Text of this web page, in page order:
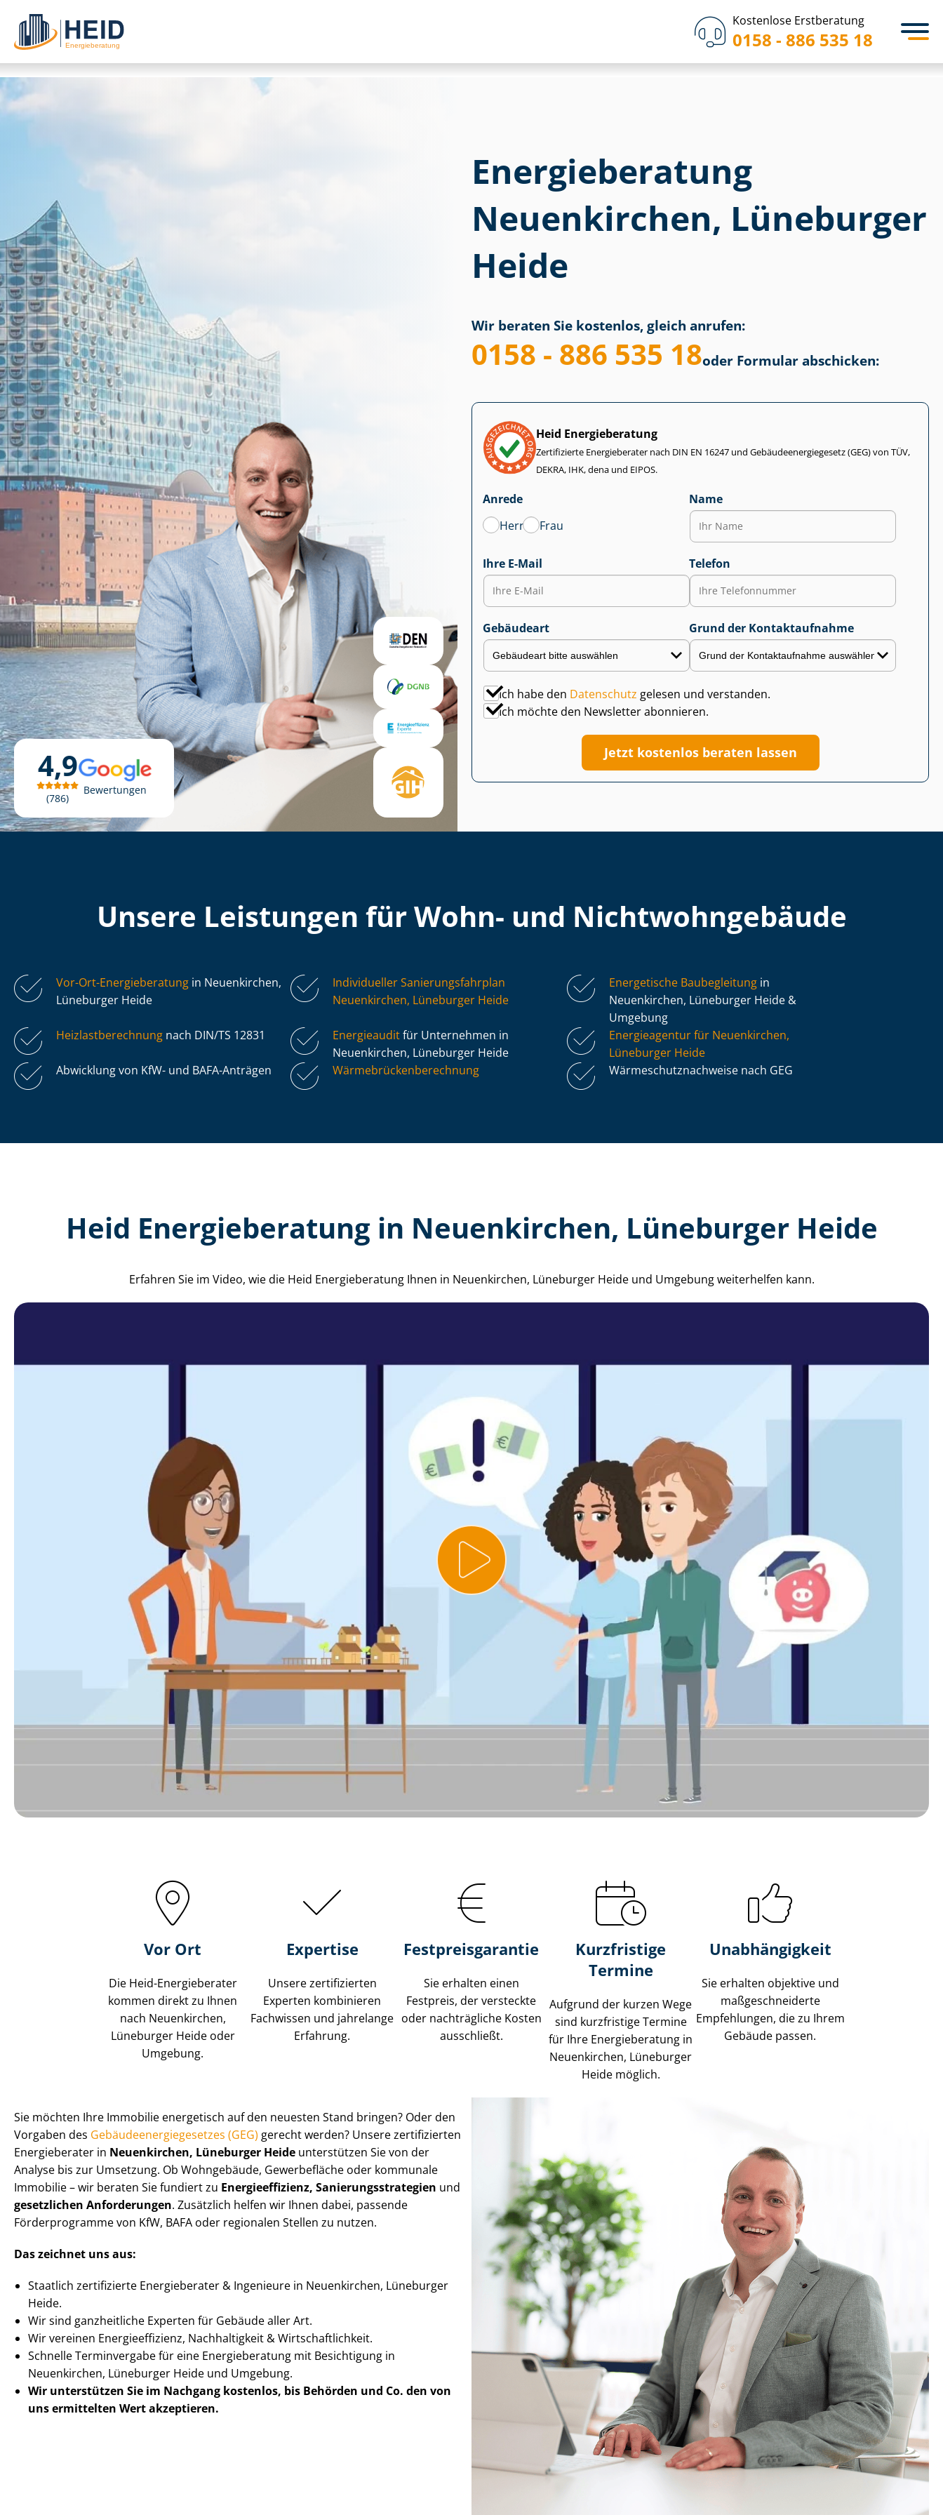
Kostenlose Erstberatung
0158 - 886 535 18
4,9
786
Bewertungen
Energieberatung
Neuenkirchen, Lüneburger
Heide
Wir beraten Sie kostenlos, gleich anrufen:
0158 - 886 535 18oder Formular abschicken:
Heid Energieberatung
Zertifizierte Energieberater nach DIN EN 16247 und Ge­bäu­de­en­er­gie­ge­setz (GEG) von TÜV,
DEKRA, IHK, dena und EIPOS.
Anrede
Herr
Frau
Name
Ihre E-Mail Telefon
Gebäudeart Grund der Kontaktaufnahme
Ich habe den Datenschutz gelesen und verstanden.
Ich möchte den Newsletter abonnieren.
Jetzt kostenlos beraten lassen
Unsere Leistungen für Wohn- und Nicht­wohn­ge­bäu­de
Vor-Ort-Energieberatung in Neuenkirchen,
Lüneburger Heide
Individueller Sa­nie­rungs­fahr­plan
Neuenkirchen, Lüneburger Heide
Energetische Baubegleitung in
Neuenkirchen, Lüneburger Heide &
Umgebung
Heiz­last­be­rech­nung nach DIN/TS 12831 Energieauditfür Unternehmen in
Neuenkirchen, Lüneburger Heide
Energieagentur für Neuenkirchen,
Lüneburger Heide
Abwicklung von KfW- und BAFA-Anträgen
Wär­me­brü­cken­be­rech­nung Wär­me­schutz­nach­wei­se nach GEG
Heid Energieberatung in Neuenkirchen, Lüneburger Heide
Erfahren Sie im Video, wie die Heid Energieberatung Ihnen in Neuenkirchen, Lüneburger Heide und Umgebung weiterhelfen kann.
Vor Ort
Die Heid-Energieberater
kommen direkt zu Ihnen
nach Neuenkirchen,
Lüneburger Heide oder
Umgebung.
Expertise
Unsere zertifizierten
Experten kombinieren
Fachwissen und jahrelange
Erfahrung.
Fest­preis­ga­ran­tie
Sie erhalten einen
Festpreis, der versteckte
oder nachträgliche Kosten
ausschließt.
Kurzfristige
Termine
Aufgrund der kurzen Wege
sind kurzfristige Termine
für Ihre Energieberatung in
Neuenkirchen, Lüneburger
Heide möglich.
Unabhängigkeit
Sie erhalten objektive und
maß­ge­schnei­der­te
Empfehlungen, die zu Ihrem
Gebäude passen.
Sie möchten Ihre Immobilie energetisch auf den neuesten Stand bringen? Oder den
Vorgaben des Ge­bäu­de­en­er­gie­ge­set­zes (GEG) gerecht werden? Unsere zertifizierten
Energieberater in Neuenkirchen, Lüneburger Heide unterstützen Sie von der
Analyse bis zur Umsetzung. Ob Wohngebäude, Gewerbefläche oder kommunale
Immobilie – wir beraten Sie fundiert zu En­er­gie­ef­fi­zi­enz, Sa­nie­rungs­stra­te­gien und
gesetzlichen Anforderungen. Zusätzlich helfen wir Ihnen dabei, passende
Förderprogramme von KfW, BAFA oder regionalen Stellen zu nutzen.
Das zeichnet uns aus:
Staatlich zertifizierte Energieberater & Ingenieure in Neuenkirchen, Lüneburger
Heide.
Wir sind ganzheitliche Experten für Gebäude aller Art.
Wir vereinen En­er­gie­ef­fi­zi­enz, Nachhaltigkeit & Wirt­schaft­lich­keit.
Schnelle Terminvergabe für eine Energieberatung mit Besichtigung in
Neuenkirchen, Lüneburger Heide und Umgebung.
Wir unterstützen Sie im Nachgang kostenlos, bis Behörden und Co. den von
uns ermittelten Wert akzeptieren.